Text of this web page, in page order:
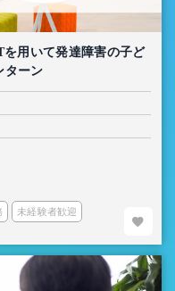
を用いて発達障害の子ど
ターン
未経験者歓迎